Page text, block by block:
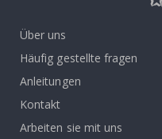
Über uns
Häufig gestellte fragen
Anleitungen
Kontakt
Arbeiten sie mit uns